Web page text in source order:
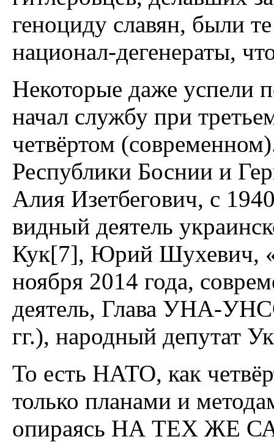
геноциду славян, были
национал-дегенераты,
Некоторые даже успели
начал службу при
четвёртом
Республики Боснии и
Алия Изетбегович, с
видный деятель
Кук[7], Юрий Шухевич,
ноября 2014 года,
деятель, Глава УНА-
гг.), народный депутат
То есть НАТО, как
только планами и
опираясь НА ТЕХ ЖЕ